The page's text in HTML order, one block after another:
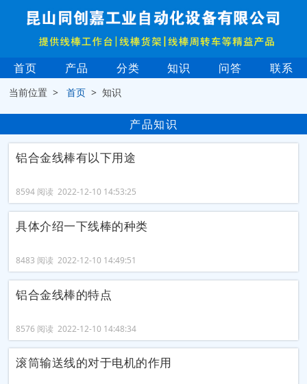
首页 产品 分类 知识 问答 联系
当前位置 >首页 > 知识
产品知识
铝合金线棒有以下用途
8594 阅读 2022-12-10 14:53:25
具体介绍一下线棒的种类
8483 阅读 2022-12-10 14:49:51
铝合金线棒的特点
8576 阅读 2022-12-10 14:48:34
滚筒输送线的对于电机的作用